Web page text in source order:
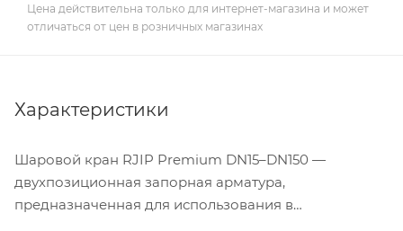
Цена действительна только для интернет-магазина и может
отличаться от цен в розничных магазинах
Характеристики
Шаровой кран RJIP Premium DN15–DN150 —
двухпозиционная запорная арматура,
предназначенная для использования в